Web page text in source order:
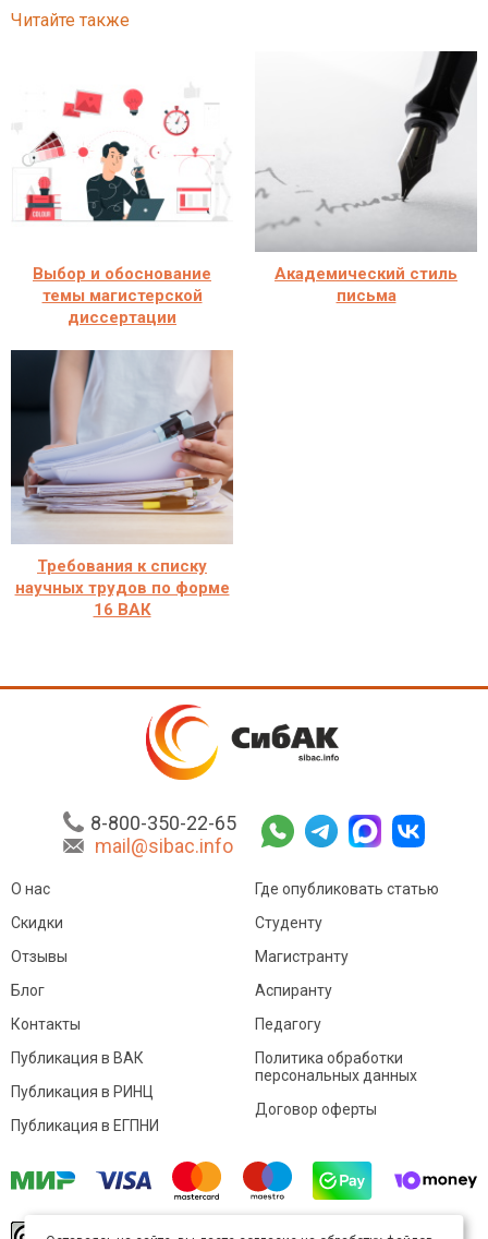
Читайте также
Выбор и обоснование
темы магистерской
диссертации
Академический стиль
письма
Требования к списку
научных трудов по форме
16 ВАК
8-800-350-22-65
mail@sibac.info
О нас
Скидки
Отзывы
Блог
Контакты
Где опубликовать статью
Студенту
Магистранту
Аспиранту
Педагогу
Публикация в ВАК
Публикация в РИНЦ
Публикация в ЕГПНИ
Политика обработки
персональных данных
Договор оферты